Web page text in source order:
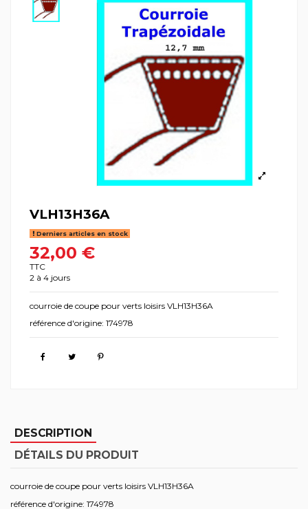
VLH13H36A
Derniers articles en stock
32,00 €
TTC
2 à 4 jours
courroie de coupe pour verts loisirs VLH13H36A
référence d'origine: 174978
DESCRIPTION
DÉTAILS DU PRODUIT
courroie de coupe pour verts loisirs VLH13H36A
référence d'origine: 174978